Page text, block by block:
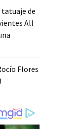
tatuaje de
All
Flores